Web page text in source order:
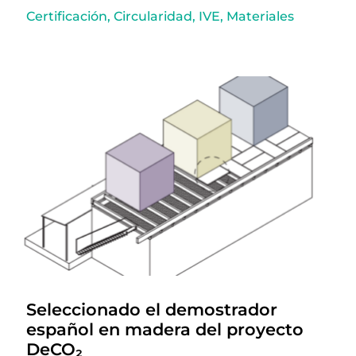
Certificación,Circularidad, IVE, Materiales
Seleccionado el demostrador
español en madera del proyecto
DeCO₂